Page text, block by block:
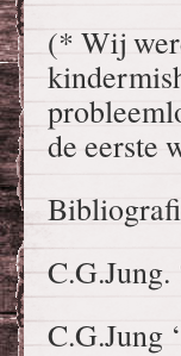
(* Wij
de eerste
C.G.Jung.
C.G.Jung